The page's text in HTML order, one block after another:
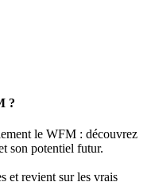
?
le WFM : découvrez
son potentiel futur.
et revient sur les vrais